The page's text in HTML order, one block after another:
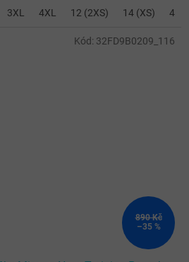
3XL 4XL 12 (2XS) 14 (XS) 4
890 Kč
–35 %
Kód: 32FD9B0209_116